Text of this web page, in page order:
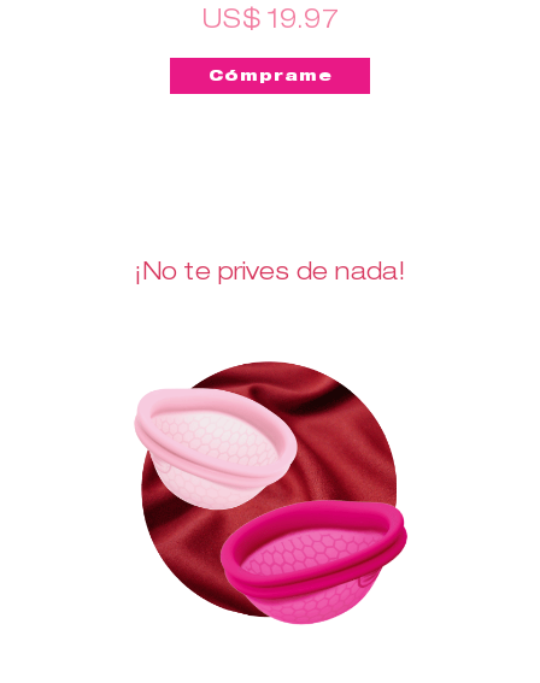
US$ 19.97
¡No te prives de nada!